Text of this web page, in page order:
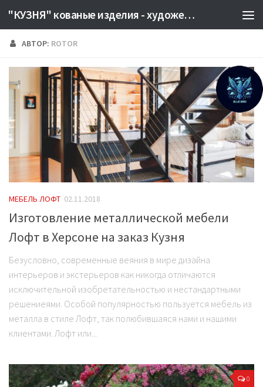
"КУЗНЯ" кованые изделия - художественная сварка Херсон. Производство металлоизделий на заказ. КУЗНЕЦЫ КУЗНИЦА КОВКА
АВТОР: ROTOR
2
МЕБЕЛЬ ЛОФТ 02.11.2018
Изготовление металлической мебели
Лофт в Херсоне на заказ Кузня
Безусловно, современные веяния в мире дизайна
интерьеров и экстерьеров как никогда отличаются
исключительной изобретательностью и нестандартными
решениеями. Особой популярностью пользуется мебель из
металла в стиле Лофт, так полюбившаяся нами и нашими
клиентами. Лофт или...
0